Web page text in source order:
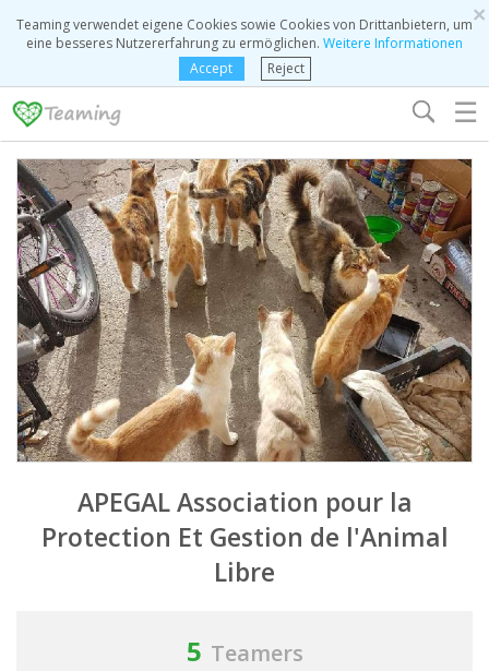
×
Teaming verwendet eigene Cookies sowie Cookies von Drittanbietern, um
eine besseres Nutzererfahrung zu ermöglichen. Weitere Informationen
Accept
Reject
☰
APEGAL Association pour la
Protection Et Gestion de l'Animal
Libre
5 Teamers